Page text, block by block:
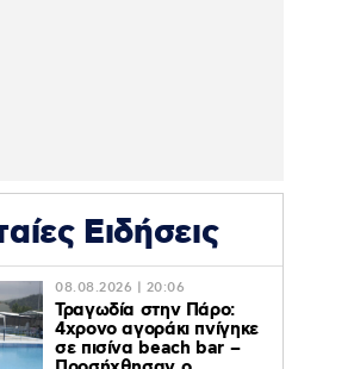
Ειδήσεις
08.08.2026 | 20:06
Τραγωδία στην Πάρο:
4χρονο αγοράκι πνίγηκε
σε πισίνα beach bar –